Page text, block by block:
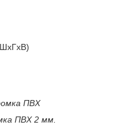
ПВХ
ПВХ 2 мм.